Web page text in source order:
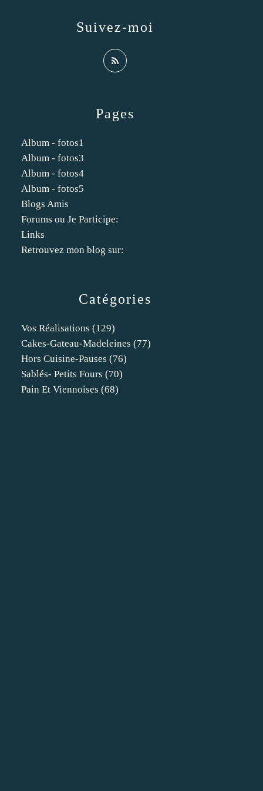
Catégories
Vos Réalisations (129)
Cakes-Gateau-Madeleines (77)
Hors Cuisine-Pauses (76)
Sablés- Petits Fours (70)
Pain Et Viennoises (68)
Pages
Album - fotos1
Album - fotos3
Album - fotos4
Album - fotos5
Blogs Amis
Forums ou Je Participe:
Links
Retrouvez mon blog sur:
Suivez-moi